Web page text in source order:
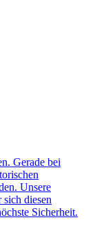
Gerade bei
Unsere
diesen
Sicherheit.